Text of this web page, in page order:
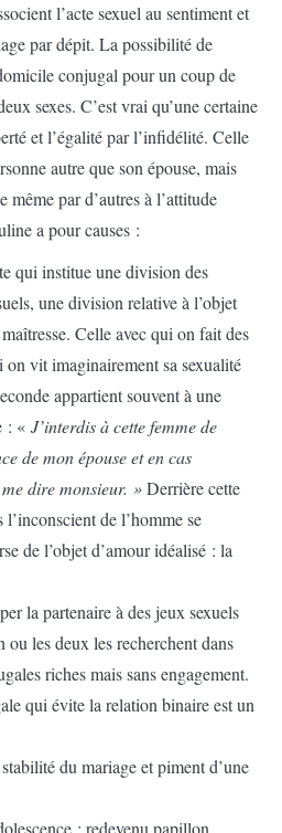
l’acte sexuel au sentiment et
par dépit. La possibilité de
conjugal pour un coup de
sexes. C’est vrai qu’une certaine
et l’égalité par l’infidélité. Celle
autre que son épouse, mais
même par d’autres à l’attitude
a pour causes :
qui institue une division des
une division relative à l’objet
Celle avec qui on fait des
on vit imaginairement sa sexualité
appartient souvent à une
: « J’interdis à cette femme de
de mon épouse et en cas
dire monsieur. »Derrière cette
de l’homme se
de l’objet d’amour idéalisé : la
la partenaire à des jeux sexuels
ou les deux les recherchent dans
riches mais sans engagement.
qui évite la relation binaire est un
du mariage et piment d’une
: redevenu papillon,